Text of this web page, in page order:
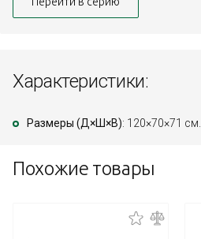
Характеристики:
Размеры (Д×Ш×В): 120×70×71 см.
Похожие товары